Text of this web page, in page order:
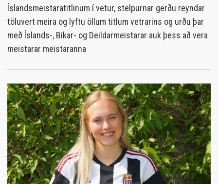
Íslandsmeistaratitlinum í vetur, stelpurnar gerðu reyndar
töluvert meira og lyftu öllum titlum vetrarins og urðu þar
með Íslands-, Bikar- og Deildarmeistarar auk þess að vera
meistarar meistaranna